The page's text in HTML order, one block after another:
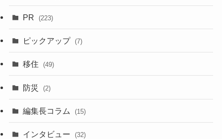
PR (223)
ピックアップ (7)
移住 (49)
防災 (2)
編集長コラム (15)
インタビュー (32)